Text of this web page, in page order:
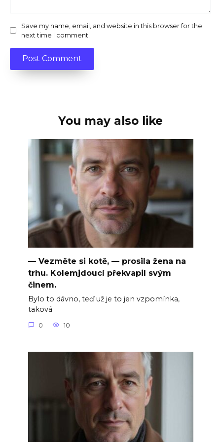
Save my name, email, and website in this browser for the
next time I comment.
You may also like
— Vezměte si kotě, — prosila žena na
trhu. Kolemjdoucí překvapil svým
činem.
Bylo to dávno, teď už je to jen vzpomínka,
taková
0 10